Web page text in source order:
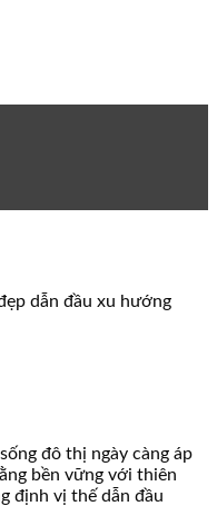
dẫn đầu xu hướng
đô thị ngày càng áp
bền vững với thiên
định vị thế dẫn đầu